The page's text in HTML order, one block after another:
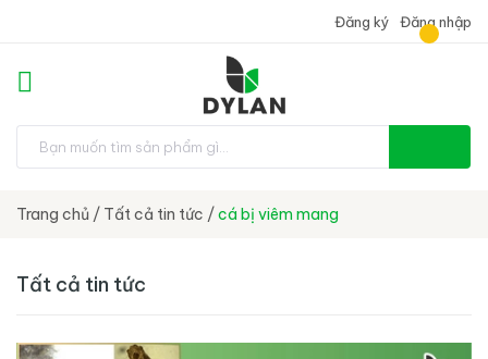
Đăng ký Đăng nhập
Trang chủ / Tất cả tin tức /cá bị viêm mang
Tất cả tin tức